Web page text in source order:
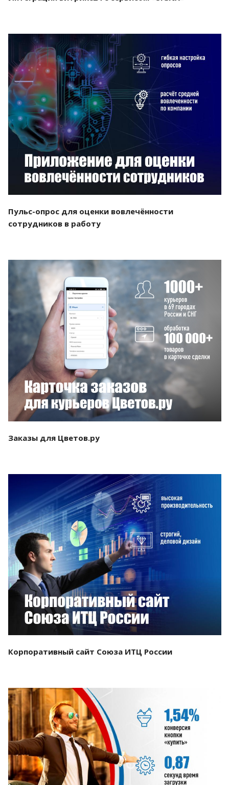
Смотреть проект
Пульс-опрос для оценки вовлечённости
сотрудников в работу
Смотреть проект
Заказы для Цветов.ру
Смотреть проект
Корпоративный сайт Союза ИТЦ России
Смотреть проект